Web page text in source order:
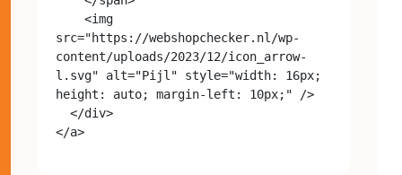
src="https://webshopchecker.nl/wp-
content/uploads/2023/12/icon_arrow-
l.svg" alt="Pijl" style="width: 16px;
height: auto; margin-left: 10px;" />